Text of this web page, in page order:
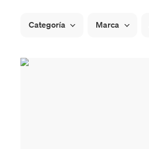
Categoría Marca